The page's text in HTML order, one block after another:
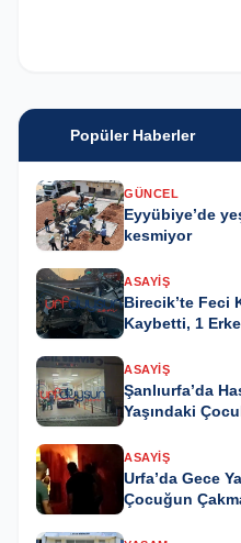
Popüler Haberler
GÜNCEL
Eyyübiye’de
kesmiyor
ASAYIŞ
Birecik’te Feci
Kaybetti, 1
ASAYIŞ
Şanlıurfa’da
Yaşındaki
ASAYIŞ
Urfa’da Gece
Çocuğun